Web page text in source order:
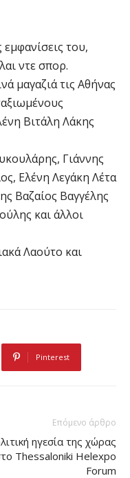
του,
ντε σπορ.
μαγαζιά τις Αθήνας
Βιτάλη Λάκης
Γιάννης
Ελένη Λεγάκη Λέτα
Βαζαίος Βαγγέλης
και άλλοι
Λαούτο και
Pinterest
Επόμενο άρθρο
ηγεσία της χώρας
Thessaloniki Helexpo
Forum